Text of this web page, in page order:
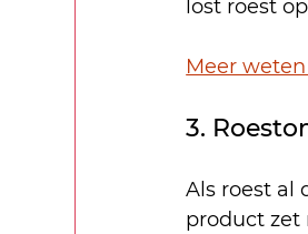
lost roest
Meer
3.
Als roest al
product zet